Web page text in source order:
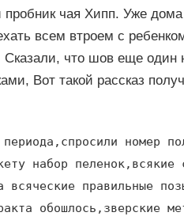
чая Хипп. Уже
всем втроем с
что шов еще один
Вот такой рассказ
номер
набор пеленок,всякие
всяческие правильные
обошлось,зверские